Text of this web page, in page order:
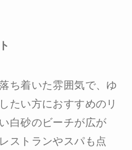
ち着いた雰囲気で、ゆ
たい方におすすめのリ
白砂のビーチが広が
ストランやスパも点